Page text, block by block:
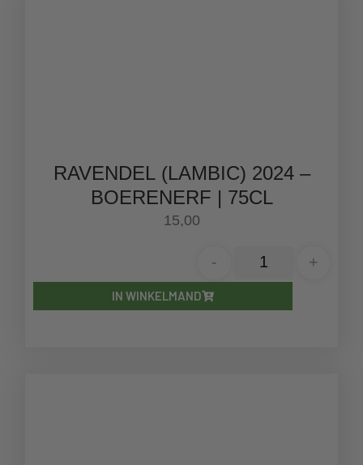
RAVENDEL (LAMBIC) 2024 –
BOERENERF | 75CL
15,00
- +
IN WINKELMAND